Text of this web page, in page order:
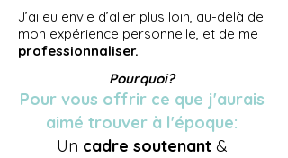
J’ai eu envie d’aller plus loin, au-delà de
mon expérience personnelle, et de me
professionnaliser.
Pourquoi?
Pour vous offrir ce que j'aurais
aimé trouver à l'époque:
Un cadre soutenant&